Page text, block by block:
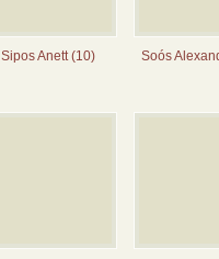
Sipos Anett (10) Soós